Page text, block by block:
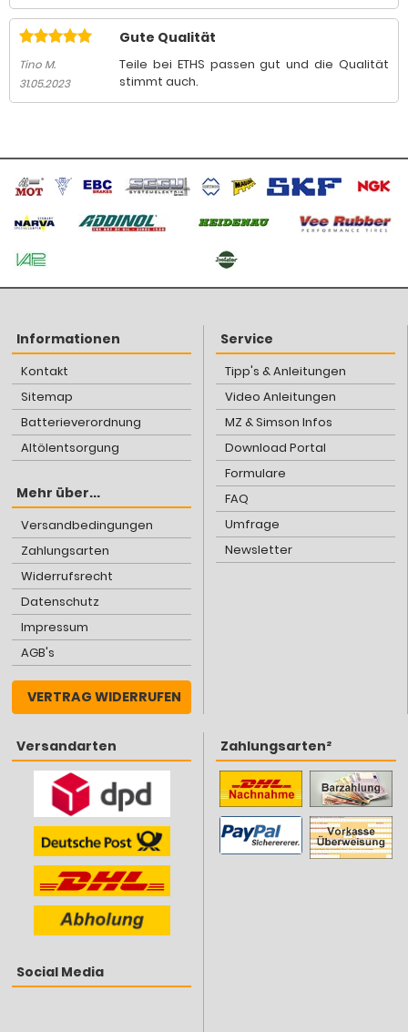
Tino M.
31.05.2023
Gute Qualität
Teile bei ETHS passen gut und die Qualität
stimmt auch.
Informationen
Kontakt
Sitemap
Batterieverordnung
Altölentsorgung
Mehr über...
Versandbedingungen
Zahlungsarten
Widerrufsrecht
Datenschutz
Impressum
AGB's
VERTRAG WIDERRUFEN
Service
Tipp's & Anleitungen
Video Anleitungen
MZ & Simson Infos
Download Portal
Formulare
FAQ
Umfrage
Newsletter
Versandarten
Social Media
Zahlungsarten²